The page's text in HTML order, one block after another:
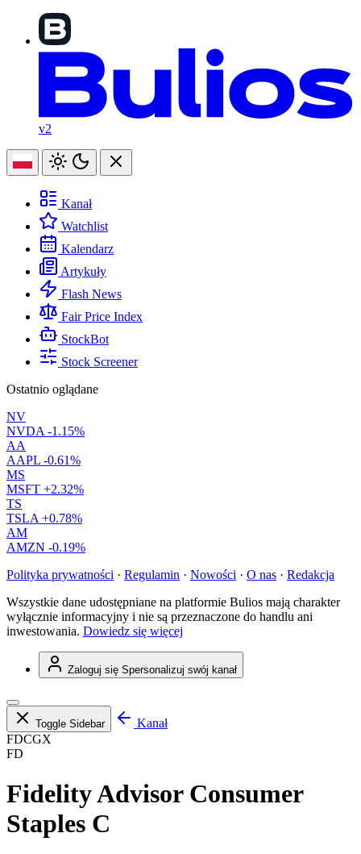
v2
Kanał
Watchlist
Kalendarz
Artykuły
Flash News
Fair Price Index
StockBot
Stock Screener
Ostatnio oglądane
NV
NVDA -1.15%
AA
AAPL -0.61%
MS
MSFT +2.32%
TS
TSLA +0.78%
AM
AMZN -0.19%
Polityka prywatności · Regulamin · Nowości · O nas · Redakcja
Wszystkie dane udostępniane na platformie Bulios mają charakter
wyłącznie informacyjny i nie są przeznaczone do handlu ani
inwestowania. Dowiedz się więcej
Zaloguj się Spersonalizuj swój kanał
Toggle Sidebar
Kanał
FDCGX
FD
Fidelity Advisor Consumer
Staples C